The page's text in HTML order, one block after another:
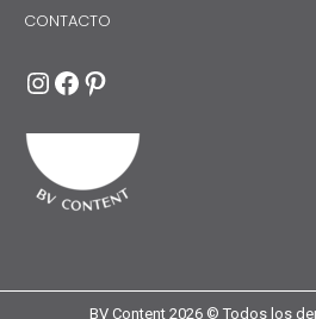
CONTACTO
InstagramFacebook Pinterest
BV Content 2026 © Todos los